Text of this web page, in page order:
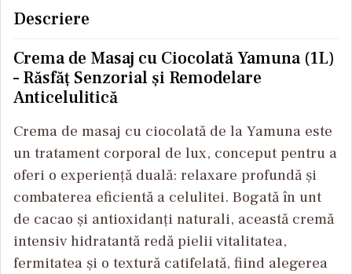
Descriere
Crema de Masaj cu Ciocolată Yamuna (1L)
– Răsfăț Senzorial și Remodelare
Anticelulitică
Crema de masaj cu ciocolată de la Yamuna este
un tratament corporal de lux, conceput pentru a
oferi o experiență duală: relaxare profundă și
combaterea eficientă a celulitei. Bogată în unt
de cacao și antioxidanți naturali, această cremă
intensiv hidratantă redă pielii vitalitatea,
fermitatea și o textură catifelată, fiind alegerea